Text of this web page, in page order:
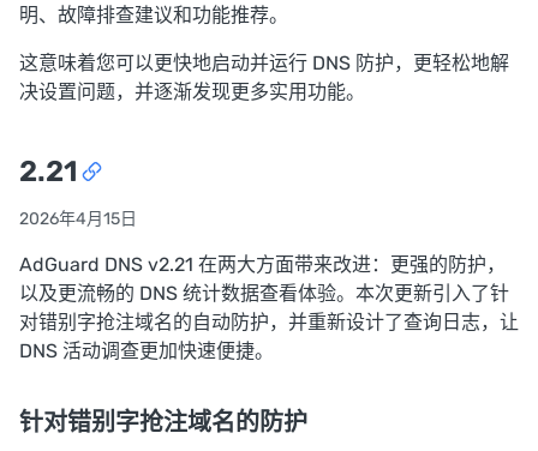
明、故障排查建议和功能推荐。
这意味着您可以更快地启动并运行 DNS 防护，更轻松地解
决设置问题，并逐渐发现更多实用功能。
2.21
2026年4月15日
AdGuard DNS v2.21 在两大方面带来改进：更强的防护，
以及更流畅的 DNS 统计数据查看体验。本次更新引入了针
对错别字抢注域名的自动防护，并重新设计了查询日志，让
DNS 活动调查更加快速便捷。
针对错别字抢注域名的防护